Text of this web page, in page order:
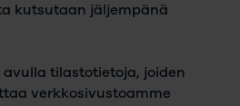
kutsutaan jäljempänä
tilastotietoja, joiden
verkkosivustoamme